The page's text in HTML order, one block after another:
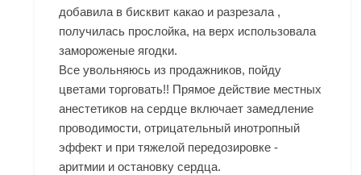
добавила в бисквит какао и разрезала ,
получилась прослойка, на верх использовала
замороженые ягодки.
Все увольняюсь из продажников, пойду
цветами торговать!! Прямое действие местных
анестетиков на сердце включает замедление
проводимости, отрицательный инотропный
эффект и при тяжелой передозировке -
аритмии и остановку сердца.